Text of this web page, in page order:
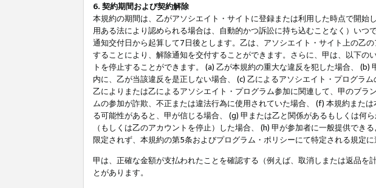
6. 契約期間および契約解除
本規約の期間は、乙がアソシエイト・サイトに登録または利用した時点で開
用ある法により認められる場合は、自動的かつ訴訟に持ち込むことなく）いつ
通知交付日から起算して7日後とします。乙は、アソシエイト・サイト上の乙
することにより、解除通知を交付することができます。さらに、甲は、以下
トを停止することができます。 (a) 乙が本規約の重大な違反を犯した場合、
内に、乙が当該違反を是正しない場合、 (c) 乙によるアソシエイト・プログラ
乙によりまたは乙によるアソシエイト・プログラム参加に関連して、甲のブ
ムの参加が詐欺、不正または違法行為に使用されていた場合、 (f) 本規約また
る可能性があると、甲が信じる場合、 (g) 甲または乙と関係があるもしくは何
（もしくは乙のアカウントを停止）した場合、 (h) 甲が参加者に一般提供で
限定されず、本規約の第5条およびプログラム・ポリシーにて特定される規定
甲は、正確な金額が支払われたことを確認する（例えば、取消しまたは返品
とがあります。